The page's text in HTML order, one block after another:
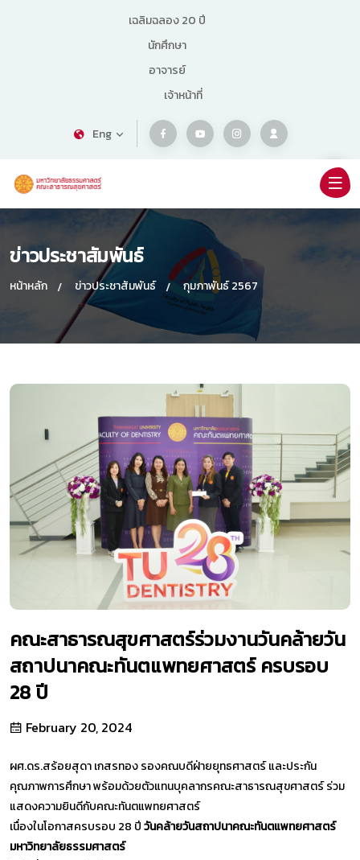
เฉลิมฉลอง 20 ปี
นักศึกษา
อาจารย์
เจ้าหน้าที่
Eng
ข่าวประชาสัมพันธ์
หน้าหลัก ข่าวประชาสัมพันธ์ กุมภาพันธ์ 2567
คณะสาธารณสุขศาสตร์ร่วมงานวันคล้ายวัน
สถาปนาคณะทันตแพทยศาสตร์ ครบรอบ
28 ปี
February 20, 2024
ผศ.ดร.สร้อยสุดา เกสรทอง รองคณบดีฝ่ายยุทธศาสตร์ และประกัน
คุณภาพการศึกษา พร้อมด้วยตัวแทนบุคลากรคณะสาธารณสุขศาสตร์ ร่วม
แสดงความยินดีกับคณะทันตแพทยศาสตร์
เนื่องในโอกาสครบรอบ 28 ปีวันคล้ายวันสถาปนาคณะทันตแพทยศาสตร์
มหาวิทยาลัยธรรมศาสตร์